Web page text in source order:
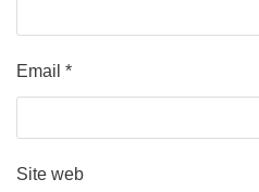
Email *
Site web